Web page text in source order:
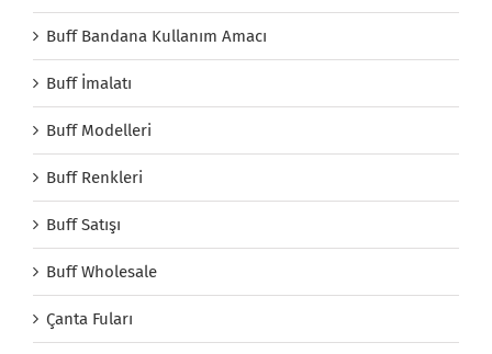
Buff Bandana Kullanım Amacı
Buff İmalatı
Buff Modelleri
Buff Renkleri
Buff Satışı
Buff Wholesale
Çanta Fuları